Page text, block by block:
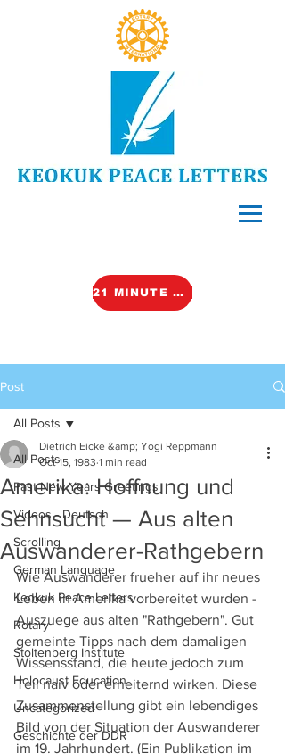
21 MINUTE VIDEO (TALK)
Post
All Posts
Past New Years Greetings
Videos - Deutsch
Scrolling
German Language
Keokuk Peace Letters
Rotary
Stoltenberg Institute
Holocaust Education
Uncategorized
Geschichte der DDR
All Posts
Amerika: Hoffnung und
Sehnsucht — Aus alten
Auswanderer-Rathgebern
Dietrich Eicke &amp; Yogi Reppmann
Oct 15, 1983 1 min read
Wie Auswanderer frueher auf ihr neues
Leben in Amerika vorbereitet wurden -
Auszuege aus alten "Rathgebern". Gut
gemeinte Tipps nach dem damaligen
Wissensstand, die heute jedoch zum
Teil naiv oder erheiternd wirken. Diese
Zusammenstellung gibt ein lebendiges
Bild von der Situation der Auswanderer
im 19. Jahrhundert. (Ein Publikation im